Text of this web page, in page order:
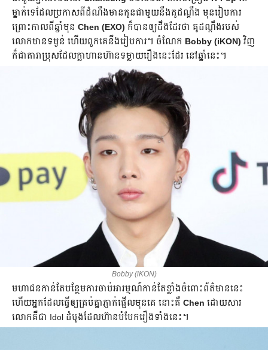
ម្នាក់​ទេ​ដែល​ប្រកាសពីដំណឹង​មាន​កូនជាមួយនឹង​គូដណ្ដឹង មុនរៀបការ
ព្រោះ​កាល​ពីឆ្នាំមុន Chen (EXO) ក៏​បាន​ឲ្យដឹង​ដែរ​ថា​ គូដណ្ដឹងរបស់​
លោក​មាន​ទម្ងន់ ហើយពួកគេនឹងរៀបការ។ ចំណែក Bobby (iKON) វិញ​
ក៏​ជា​តារា​ប្រុស​ដែល​ក្លាហានហ៊ានទម្លាយរឿងនេះ​ដែរ នៅ​ឆ្នាំនេះ។
Bobby (iKON)
មហាជន​កាន់តែ​បន្ថែមការ​ចាប់អារម្មណ៍​កាន់តែ​ខ្លាំងចំពោះ​ព័ត៌មាន​នេះ​
ហើយអ្នកដែល​ធ្វើឲ្យគ្រប់គ្នាភ្ញាក់ផ្អើល​មុនគេ នោះគឺ Chen ដោយ​សារ​
លោកគឺ​ជា​ Idol ដំបូងដែលហ៊ាន​បំបែក​រឿងទាំង​នេះ។